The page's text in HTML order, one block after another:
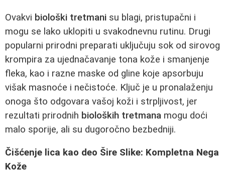
Ovakvi biološki tretmani su blagi, pristupačni i
mogu se lako uklopiti u svakodnevnu rutinu. Drugi
popularni prirodni preparati uključuju sok od sirovog
krompira za ujednačavanje tona kože i smanjenje
fleka, kao i razne maske od gline koje apsorbuju
višak masnoće i nečistoće. Ključ je u pronalaženju
onoga što odgovara vašoj koži i strpljivost, jer
rezultati prirodnih bioloških tretmana mogu doći
malo sporije, ali su dugoročno bezbedniji.
Čišćenje lica kao deo Šire Slike: Kompletna Nega
Kože